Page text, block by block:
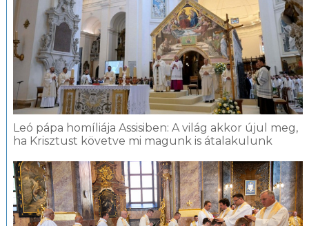
Leó pápa homíliája Assisiben: A világ akkor újul meg,
ha Krisztust követve mi magunk is átalakulunk